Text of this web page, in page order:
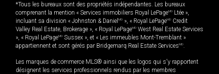
*Tous les bureaux sont des propriétés indépendantes. Les bureaux
comprenant la mention « Services immobiliers Royal LePageMD Ltée »,
incluant sa division « Johnston & Daniel MD », « Royal LePageMD Credit
Valley Real Estate, Brokerage », « Royal LePageMD West Real Estate Services
», « Royal LePageMD Sussex », et « Les immeubles Mont-Tremblant »
appartiennent et sont gérés par Bridgemarq Real Estate ServicesMD.
Les marques de commerce MLS® ainsi que les logos qui s'y rapportent
désignent les services professionnels rendus par les membres